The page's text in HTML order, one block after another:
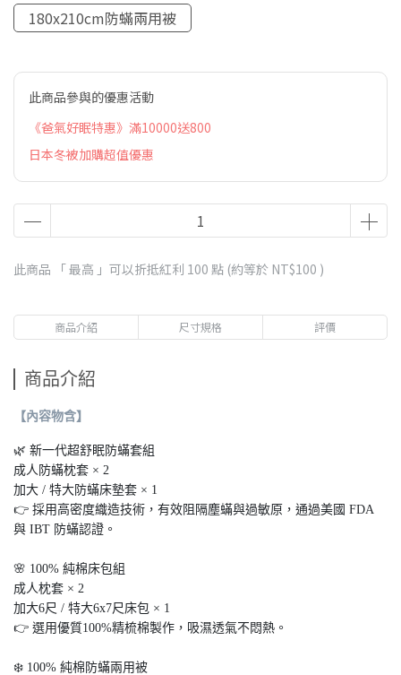
180x210cm防蟎兩用被
此商品參與的優惠活動
《爸氣好眠特惠》滿10000送800
日本冬被加購超值優惠
此商品 「 最高 」可以折抵紅利 100 點 (約等於 NT$100 )
商品介紹 尺寸規格 評價
商品介紹
【內容物含】
🌿 新一代超舒眠防蟎套組
成人防蟎枕套 × 2
加大 / 特大防蟎床墊套 × 1
👉 採用高密度織造技術，有效阻隔塵蟎與過敏原，通過美國 FDA
與 IBT 防蟎認證。
🌸 100% 純棉床包組
成人枕套 × 2
加大6尺 / 特大6x7尺床包 × 1
👉 選用優質100%精梳棉製作，吸濕透氣不悶熱。
❄️ 100% 純棉防蟎兩用被